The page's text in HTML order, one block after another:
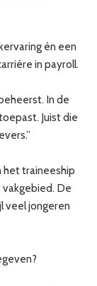
én een
in payroll.
In de
Juist die
het traineeship
De
veel jongeren